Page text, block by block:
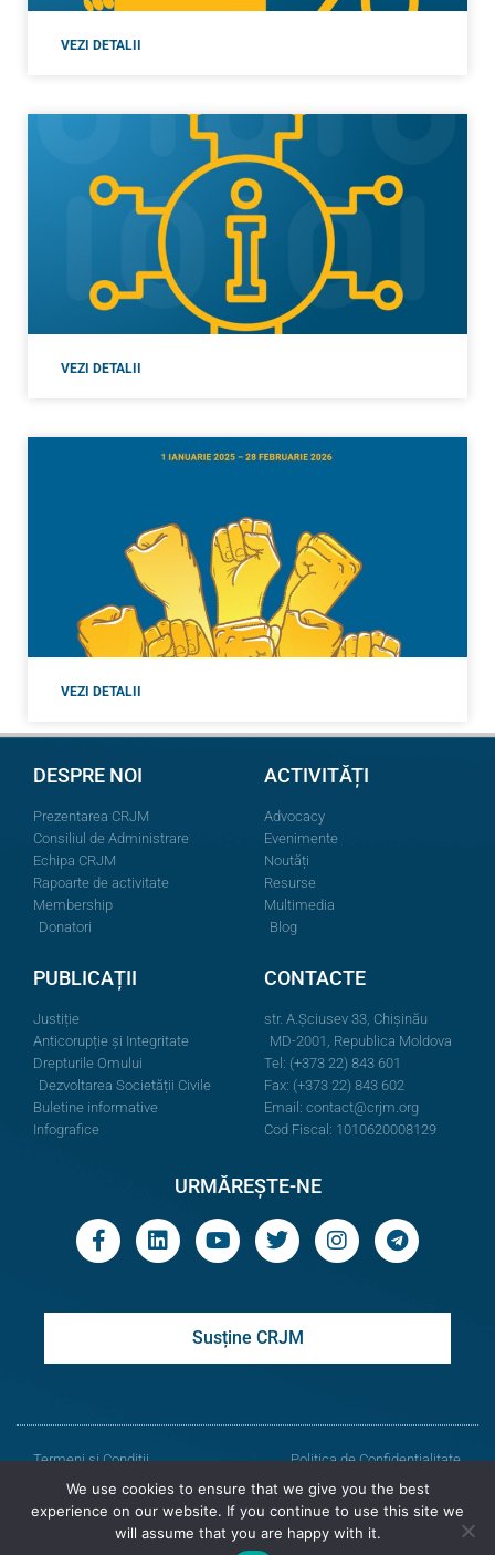
VEZI DETALII
VEZI DETALII
VEZI DETALII
DESPRE NOI
Prezentarea CRJM
Consiliul de Administrare
Echipa CRJM
Rapoarte de activitate
Membership
Donatori
ACTIVITĂȚI
Advocacy
Evenimente
Noutăți
Resurse
Multimedia
Blog
PUBLICAȚII
Justiție
Anticorupție și Integritate
Drepturile Omului
Dezvoltarea Societății Civile
Buletine informative
Infografice
CONTACTE
str. A.Şciusev 33, Chișinău
MD-2001, Republica Moldova
Tel: (+373 22) 843 601
Fax: (+373 22) 843 602
Email: contact@crjm.org
Cod Fiscal: 1010620008129
URMĂREȘTE-NE
Susține CRJM
Termeni și Condiții
Politica de Confidențialitate
© Toate drepturile rezervate
Centrul de Resurse Juridice din Moldova
We use cookies to ensure that we give you the best
experience on our website. If you continue to use this site we
will assume that you are happy with it.